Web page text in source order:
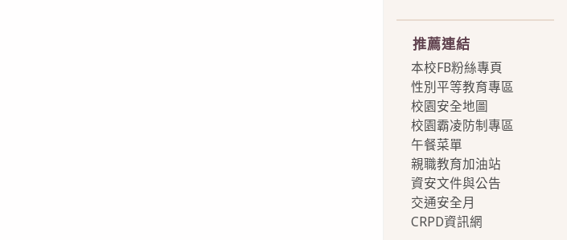
推薦連結
本校FB粉絲專頁
性別平等教育專區
校園安全地圖
校園霸凌防制專區
午餐菜單
親職教育加油站
資安文件與公告
交通安全月
CRPD資訊網